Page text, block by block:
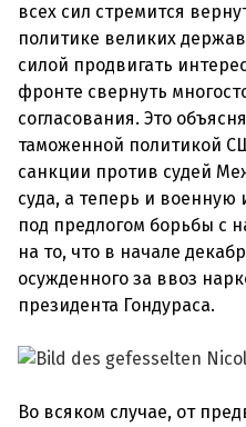
всех сил стремится
политике великих
силой продвигать
фронте свернуть
согласования. Это
таможенной политикой
санкции против судей
суда, а теперь и
под предлогом борьбы с
на то, что в начале
осужденного за ввоз
президента Гондураса.
Во всяком случае, от